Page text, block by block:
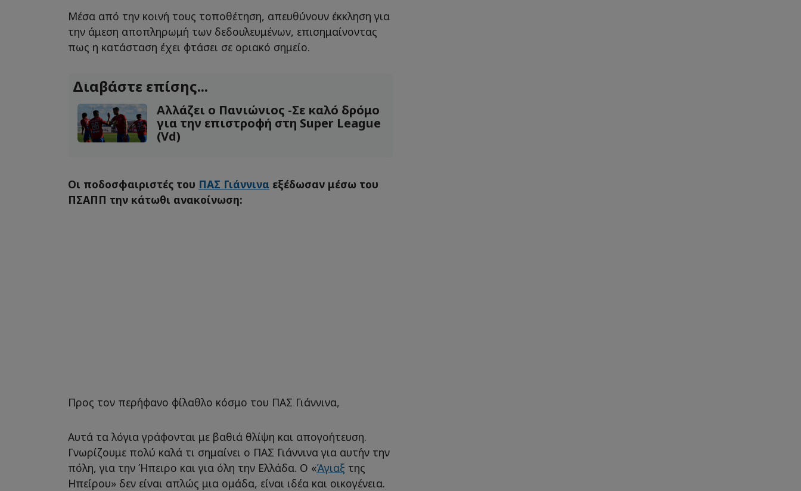
Μέσα από την κοινή τους τοποθέτηση, απευθύνουν έκκληση για
την άμεση αποπληρωμή των δεδουλευμένων, επισημαίνοντας
πως η κατάσταση έχει φτάσει σε οριακό σημείο.
Διαβάστε επίσης...
Αλλάζει ο Πανιώνιος -Σε καλό δρόμο
για την επιστροφή στη Super League
(Vd)
Οι ποδοσφαιριστές του ΠΑΣ Γιάννινα εξέδωσαν μέσω του
ΠΣΑΠΠ την κάτωθι ανακοίνωση:
Προς τον περήφανο φίλαθλο κόσμο του ΠΑΣ Γιάννινα,
Αυτά τα λόγια γράφονται με βαθιά θλίψη και απογοήτευση.
Γνωρίζουμε πολύ καλά τι σημαίνει ο ΠΑΣ Γιάννινα για αυτήν την
πόλη, για την Ήπειρο και για όλη την Ελλάδα. Ο «Άγιαξ της
Ηπείρου» δεν είναι απλώς μια ομάδα, είναι ιδέα και οικογένεια.